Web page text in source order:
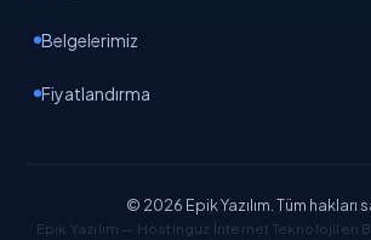
Belgelerimiz
Fiyatlandırma
© 2026 Epik Yazılım. Tüm hakları
Epik Yazılım — Hostinguz İnternet Teknolojileri
Yapay zeka asistanı · Gemini destekli